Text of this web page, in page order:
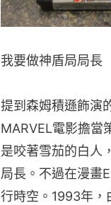
我要做神盾局局長
提到森姆積遜飾演
MARVEL電影擔當
是咬著雪茄的白人
局長。不過在漫畫
行時空。1993年，